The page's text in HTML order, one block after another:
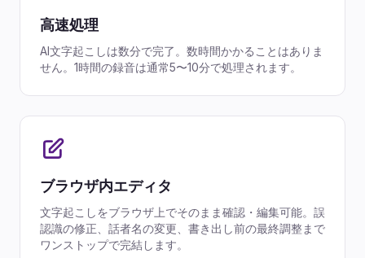
高速処理
AI文字起こしは数分で完了。数時間かかることはありま
せん。1時間の録音は通常5〜10分で処理されます。
ブラウザ内エディタ
文字起こしをブラウザ上でそのまま確認・編集可能。誤
認識の修正、話者名の変更、書き出し前の最終調整まで
ワンストップで完結します。